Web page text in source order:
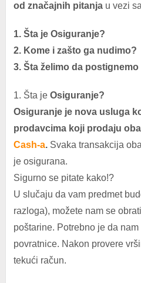
od značajnih pitanjau vezi
1. Šta je Osiguranje?
2. Kome i zašto ga nudimo?
3. Šta želimo da
1. Šta je Osiguranje?
Osiguranje je nova usluga
prodavcima koji prodaju
Cash-a.Svaka transakcija
je osigurana.
Sigurno se pitate kako!?
U slučaju da vam predmet
razloga), možete nam se
poštarine. Potrebno je da
povratnice. Nakon provere
tekući račun.